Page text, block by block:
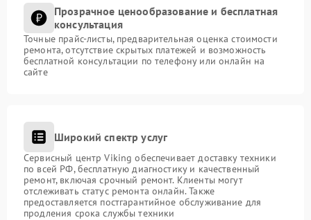
Прозрачное ценообразование и бесплатная
консультация
Точные прайс-листы, предварительная оценка стоимости
ремонта, отсутствие скрытых платежей и возможность
бесплатной консультации по телефону или онлайн на
сайте
Широкий спектр услуг
Сервисный центр Viking обеспечивает доставку техники
по всей РФ, бесплатную диагностику и качественный
ремонт, включая срочный ремонт. Клиенты могут
отслеживать статус ремонта онлайн. Также
предоставляется постгарантийное обслуживание для
продления срока службы техники